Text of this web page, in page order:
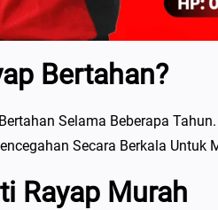
Bertahan?
Selama Beberapa
Secara Berkala Untuk
Rayap Murah